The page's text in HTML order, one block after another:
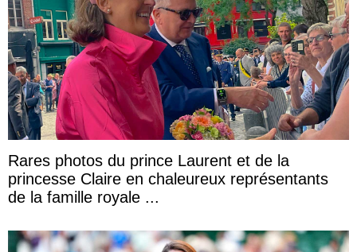
Rares photos du prince Laurent et de la
princesse Claire en chaleureux représentants
de la famille royale ...